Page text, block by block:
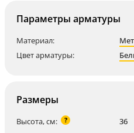
Параметры арматуры
Материал:
Цвет арматуры:
Размеры
Высота, см: ?
36